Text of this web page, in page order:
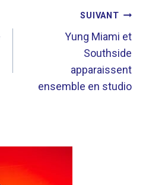
SUIVANT
Yung Miami et
Southside
apparaissent
ensemble en studio